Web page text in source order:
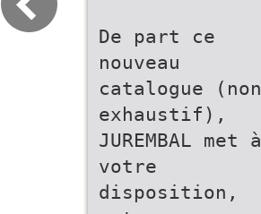
De part ce
nouveau
catalogue (non
exhaustif),
JUREMBAL met à
votre
disposition,